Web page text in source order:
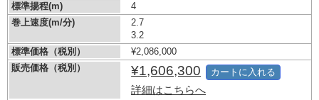
標準揚程(m)
4
巻上速度(m/分)
2.7
3.2
標準価格（税別）
¥2,086,000
販売価格（税別）
¥1,606,300
詳細はこちらへ
カートに入れる